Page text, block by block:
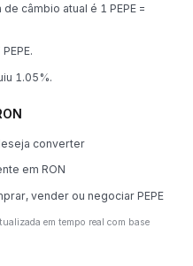
câmbio atual é 1 PEPE =
1.05%.
converter
em RON
vender ou negociar PEPE
em tempo real com base